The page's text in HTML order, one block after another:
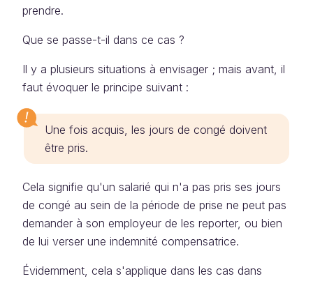
prendre.
Que se passe-t-il dans ce cas ?
Il y a plusieurs situations à envisager ; mais avant, il
faut évoquer le principe suivant :
Une fois acquis, les jours de congé doivent
être pris.
Cela signifie qu'un salarié qui n'a pas pris ses jours
de congé au sein de la période de prise ne peut pas
demander à son employeur de les reporter, ou bien
de lui verser une indemnité compensatrice.
Évidemment, cela s'applique dans les cas dans